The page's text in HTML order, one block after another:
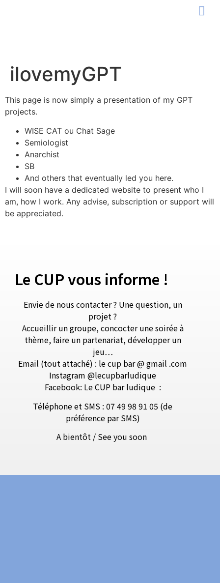
ilovemyGPT
This page is now simply a presentation of my GPT
projects.
WISE CAT ou Chat Sage
Semiologist
Anarchist
SB
And others that eventually led you here.
I will soon have a dedicated website to present who I
am, how I work. Any advise, subscription or support will
be appreciated.
Le CUP vous informe !
Envie de nous contacter ? Une question, un
projet ?
Accueillir un groupe, concocter une soirée à
thème, faire un partenariat, développer un
jeu…
Email (tout attaché) : le cup bar @ gmail .com
Instagram @lecupbarludique
Facebook: Le CUP bar ludique :
Téléphone et SMS : 07 49 98 91 05 (de
préférence par SMS)
A bientôt / See you soon